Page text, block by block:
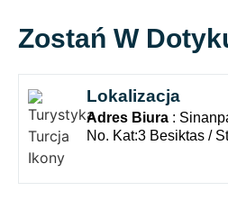
Zostań W
Lokalizacja
Adres Biura :
No. Kat:3 Besiktas /